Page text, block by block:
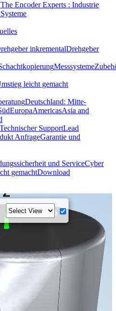
Encoder Experts : Industrie
inkrementalDrehgeber
Messsysteme
leicht gemacht
Deutschland: Mitte-
EuropaAmericasAsia and
Technischer SupportLead
AnfrageGarantie und
und ServiceCyber
gemachtDownload